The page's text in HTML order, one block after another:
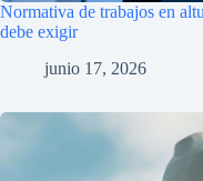
Normativa de trabajos en
debe exigir
junio 17, 2026